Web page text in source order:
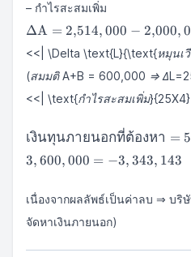
– กำไรสะสมเพิ่ม
\Delta
\text{A} =
2{,}514,000
-
2{,}000,000
= 514,000
ΔA = 2,514, 000 − 2,000,
<<| \Delta \text{L}{\text{หมุนเ
(สมมติ A+B = 600,000 ⇒
<<| \text{กำไรสะสมเพิ่ม}
\text{เงิน
ทุน
ภายนอกที่
514,000 -
257,143 -
=
เงินทุนภายนอกที่ต้องหา =
3, 600, 000 = −3, 343, 143
เนื่องจากผลลัพธ์เป็นค่าลบ ⇒ บริ
จัดหาเงินภายนอก)